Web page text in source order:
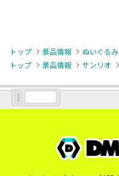
トップ 景品情報 ぬいぐるみ
トップ
景品情報 サンリオ